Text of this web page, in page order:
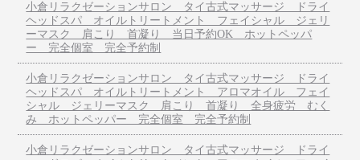
小倉リラクゼーションサロン タイ古式マッサージ ドライ
ヘッドスパ オイルトリートメント フェイシャル ジェリ
ーマスク 肩こり 首凝り 当日予約OK ホットペッパ
ー 完全個室 完全予約制
小倉リラクゼーションサロン タイ古式マッサージ ドライ
ヘッドスパ オイルトリートメント アロマオイル フェイ
シャル ジェリーマスク 肩こり 首凝り 全身疲労 むく
み ホットペッパー 完全個室 完全予約制
小倉リラクゼーションサロン タイ古式マッサージ ドライ